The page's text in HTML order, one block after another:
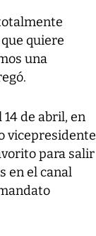
quiere
una
de abril, en
vicepresidente
para salir
en el canal